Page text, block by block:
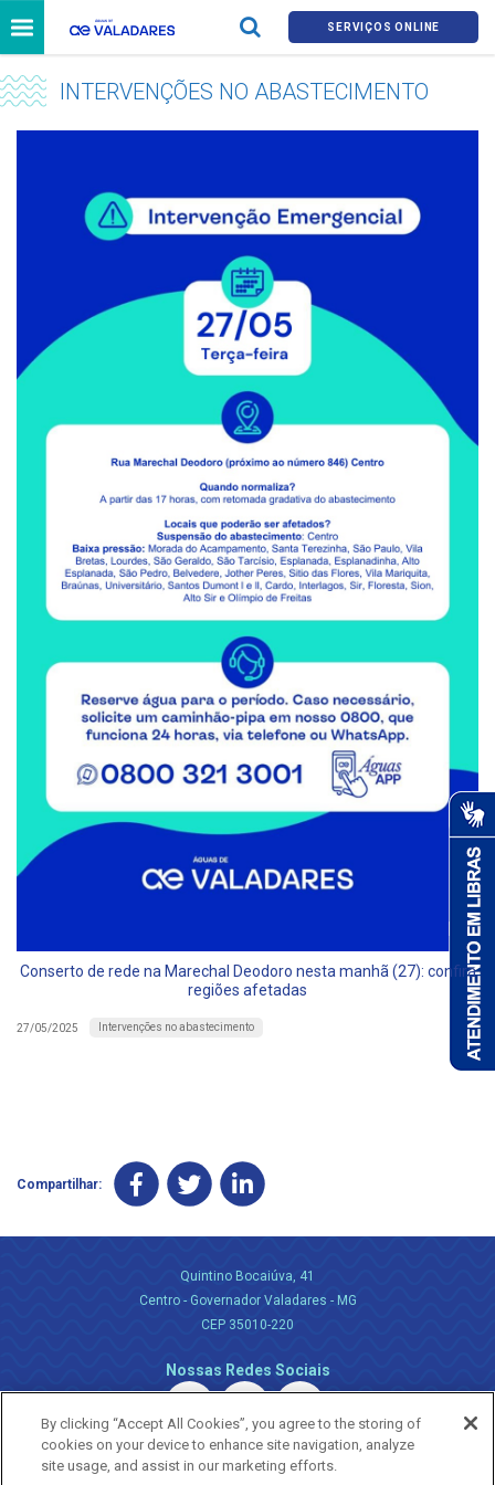
SERVIÇOS ONLINE
INTERVENÇÕES NO ABASTECIMENTO
Conserto de rede na Marechal Deodoro nesta manhã (27): confira
regiões afetadas
27/05/2025 Intervenções no abastecimento
Compartilhar:
Quintino Bocaiúva, 41
Centro - Governador Valadares - MG
CEP 35010-220
Nossas Redes Sociais
By clicking “Accept All Cookies”, you agree to the storing of
cookies on your device to enhance site navigation, analyze
site usage, and assist in our marketing efforts.